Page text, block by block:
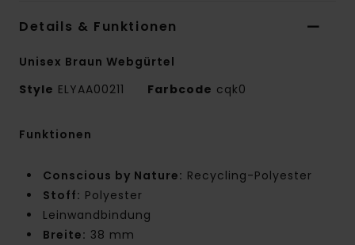
Details & Funktionen
Unisex Braun Webgürtel
Style ELYAA00211 Farbcode cqk0
Funktionen
Conscious by Nature: Recycling-Polyester
Stoff: Polyester
Leinwandbindung
Breite: 38 mm